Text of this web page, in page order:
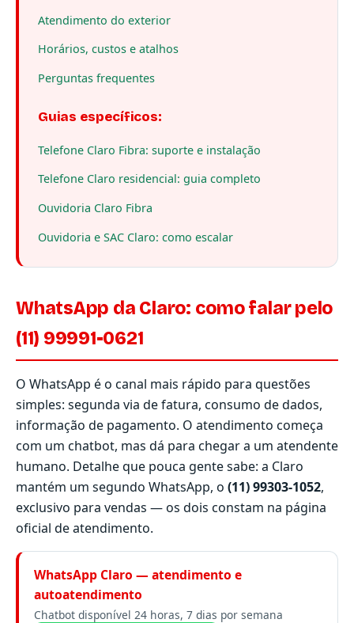
Atendimento do exterior
Horários, custos e atalhos
Perguntas frequentes
Guias específicos:
Telefone Claro Fibra: suporte e instalação
Telefone Claro residencial: guia completo
Ouvidoria Claro Fibra
Ouvidoria e SAC Claro: como escalar
WhatsApp da Claro: como falar pelo
(11) 99991-0621
O WhatsApp é o canal mais rápido para questões
simples: segunda via de fatura, consumo de dados,
informação de pagamento. O atendimento começa
com um chatbot, mas dá para chegar a um atendente
humano. Detalhe que pouca gente sabe: a Claro
mantém um segundo WhatsApp, o (11) 99303-1052,
exclusivo para vendas — os dois constam na página
oficial de atendimento.
WhatsApp Claro — atendimento e
autoatendimento
Chatbot disponível 24 horas, 7 dias por semana